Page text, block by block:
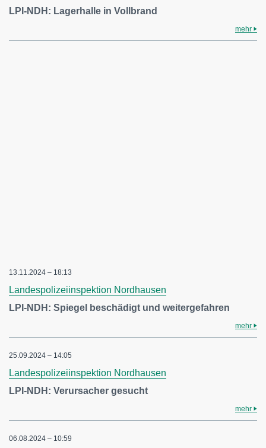
LPI-NDH: Lagerhalle in Vollbrand
mehr
13.11.2024 – 18:13
Landespolizeiinspektion Nordhausen
LPI-NDH: Spiegel beschädigt und weitergefahren
mehr
25.09.2024 – 14:05
Landespolizeiinspektion Nordhausen
LPI-NDH: Verursacher gesucht
mehr
06.08.2024 – 10:59